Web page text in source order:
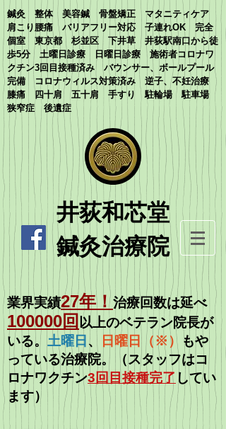
鍼灸 整体 美容鍼 骨盤矯正 マタニティケア
肩こり腰痛 バリアフリー対応 子連れOK 完全
個室 東京都 杉並区 下井草 井荻駅南口から徒
歩5分 土曜日診療 日曜日診療 施術者コロナワ
クチン3回目接種済み バウンサー、ボールプール
完備 コロナウィルス対策済み 逆子、不妊治療
膝痛 四十肩 五十肩 手すり 駐輪場 駐車場
狭窄症 後遺症
​井荻和芯堂
鍼灸治療院
業界実績27年！治療回数は延べ
100000回 以上のベテラン院長が
いる。 土曜日 、 日曜日（※） もや
っている治療院。（スタッフはコ
ロナワクチン3回目接種完了 してい
ます）